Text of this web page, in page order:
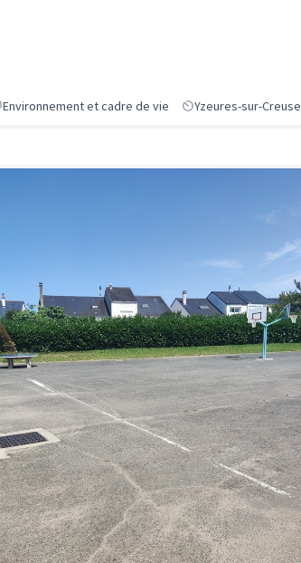
Environnement et cadre de vie Yzeures-sur-Creuse